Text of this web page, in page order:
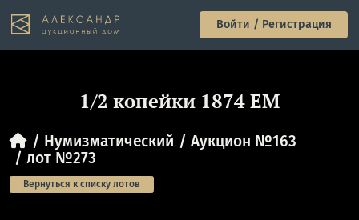
Войти / Регистрация
1/2 копейки 1874 ЕМ
Нумизматический
Аукцион №163
лот №273
Вернуться к списку лотов